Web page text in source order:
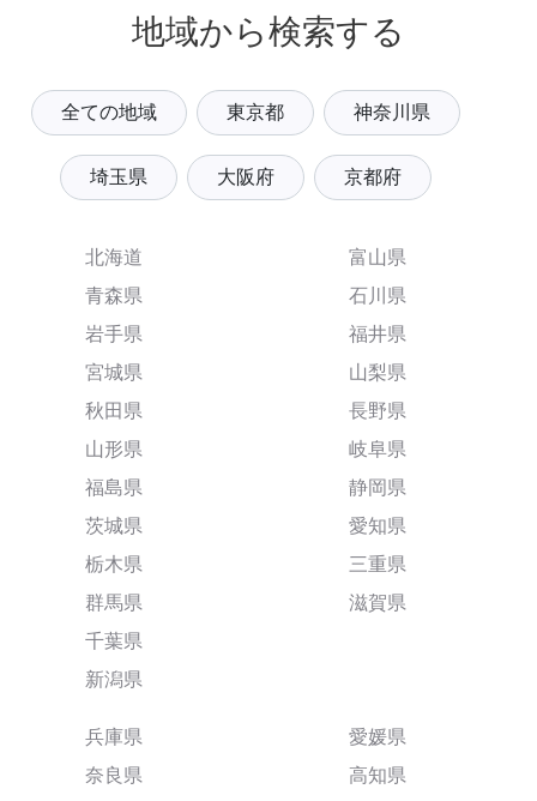
地域から検索する
全ての地域 東京都 神奈川県
埼玉県 大阪府 京都府
北海道
青森県
岩手県
宮城県
秋田県
山形県
福島県
茨城県
栃木県
群馬県
千葉県
新潟県
富山県
石川県
福井県
山梨県
長野県
岐阜県
静岡県
愛知県
三重県
滋賀県
兵庫県
奈良県
愛媛県
高知県